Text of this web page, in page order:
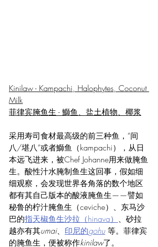
Kinilaw - Kampachi, Halophytes, Coconut
Milk
菲律宾腌鱼生 - 鰤鱼、盐土植物、椰浆
采用寿司食材最高级的前三种鱼，“间
八/堪八”或者鰤鱼（kampachi），从日
本远飞进来，被Chef Johanne用来做腌鱼
生。酸性汁水腌制鱼生这回事，假如细
细观察，会发现世界各角落的数个地区
都有其自己版本的酸液腌鱼生——譬如
秘鲁的柠汁腌鱼生（ceviche）、东马沙
巴的指天椒鱼生沙拉（hinava） 、砂拉
越亦有其umai、 印尼的gohu 等。菲律宾
的腌鱼生，便被称作kinilaw了。